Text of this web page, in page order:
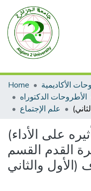
Home
الأطروحات الدكتوراه
علم الإجتماع
(التماسك الاجتماعي وتأثيره على الأداء
القدم القسم
(الأول والثاني